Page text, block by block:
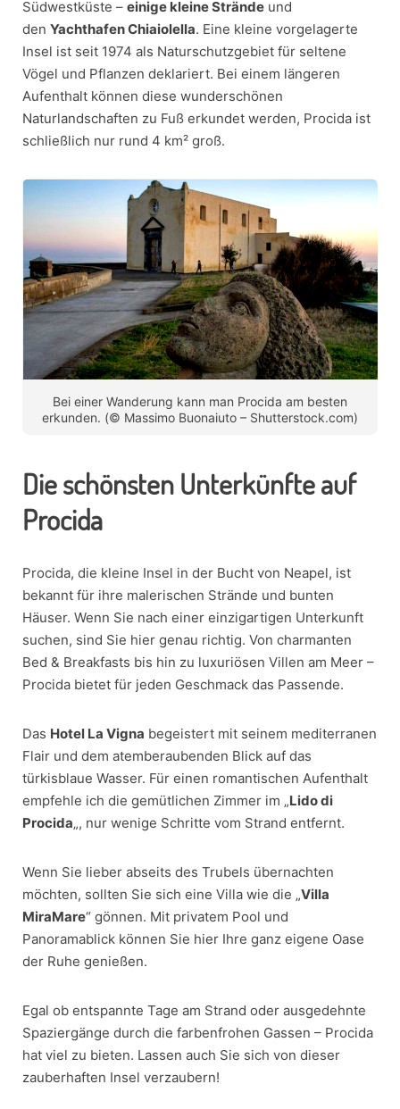
Südwestküste – einige kleine Strände und
den Yachthafen Chiaiolella. Eine kleine vorgelagerte
Insel ist seit 1974 als Naturschutzgebiet für seltene
Vögel und Pflanzen deklariert. Bei einem längeren
Aufenthalt können diese wunderschönen
Naturlandschaften zu Fuß erkundet werden, Procida ist
schließlich nur rund 4 km² groß.
Bei einer Wanderung kann man Procida am besten
erkunden. (© Massimo Buonaiuto – Shutterstock.com)
Die schönsten Unterkünfte auf
Procida
Procida, die kleine Insel in der Bucht von Neapel, ist
bekannt für ihre malerischen Strände und bunten
Häuser. Wenn Sie nach einer einzigartigen Unterkunft
suchen, sind Sie hier genau richtig. Von charmanten
Bed & Breakfasts bis hin zu luxuriösen Villen am Meer –
Procida bietet für jeden Geschmack das Passende.
Das Hotel La Vigna begeistert mit seinem mediterranen
Flair und dem atemberaubenden Blick auf das
türkisblaue Wasser. Für einen romantischen Aufenthalt
empfehle ich die gemütlichen Zimmer im „Lido di
Procida„, nur wenige Schritte vom Strand entfernt.
Wenn Sie lieber abseits des Trubels übernachten
möchten, sollten Sie sich eine Villa wie die „Villa
MiraMare“ gönnen. Mit privatem Pool und
Panoramablick können Sie hier Ihre ganz eigene Oase
der Ruhe genießen.
Egal ob entspannte Tage am Strand oder ausgedehnte
Spaziergänge durch die farbenfrohen Gassen – Procida
hat viel zu bieten. Lassen auch Sie sich von dieser
zauberhaften Insel verzaubern!